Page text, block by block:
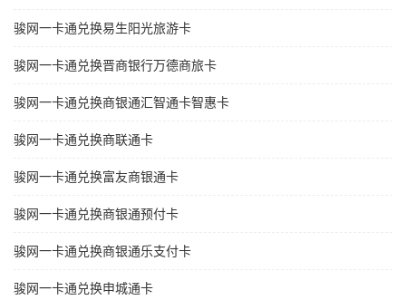
骏网一卡通兑换易生阳光旅游卡
骏网一卡通兑换晋商银行万德商旅卡
骏网一卡通兑换商银通汇智通卡智惠卡
骏网一卡通兑换商联通卡
骏网一卡通兑换富友商银通卡
骏网一卡通兑换商银通预付卡
骏网一卡通兑换商银通乐支付卡
骏网一卡通兑换申城通卡